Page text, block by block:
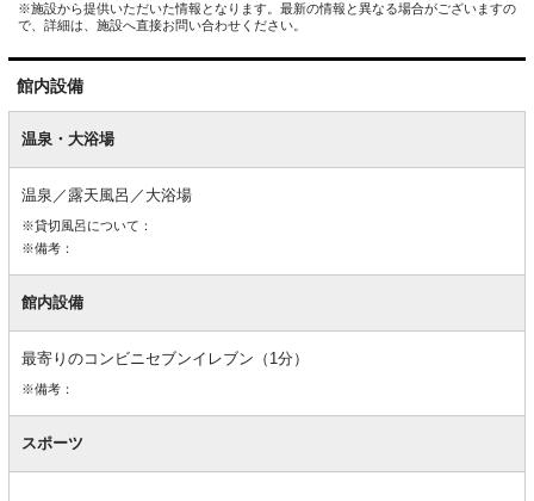
※施設から提供いただいた情報となります。最新の情報と異なる場合がございますの
で、詳細は、施設へ直接お問い合わせください。
館内設備
内温泉・大浴場
温泉／露天風呂／大浴場
※貸切風呂について：
※備考：
館内設備
最寄りのコンビニセブンイレブン（1分）
※備考：
スポーツ